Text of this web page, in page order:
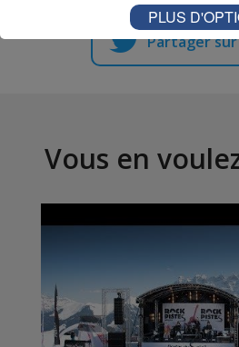
Partager
Vous en
PLUS